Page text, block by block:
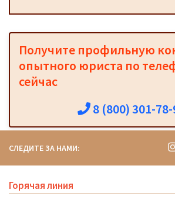
Получите профильную
опытного юриста по
сейчас
8 (800) 301-
СЛЕДИТЕ ЗА НАМИ:
Горячая линия